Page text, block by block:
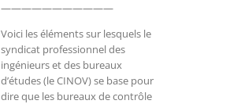
———————————
Voici les éléments sur lesquels le
syndicat professionnel des
ingénieurs et des bureaux
d’études (le CINOV) se base pour
dire que les bureaux de contrôle